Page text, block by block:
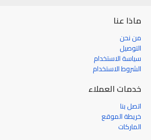
ماذا عنا
من نحن
التوصيل
سياسة الاستخدام
الشروط الاستخدام
خدمات العملاء
اتصل بنا
خريطة الموقع
الماركات